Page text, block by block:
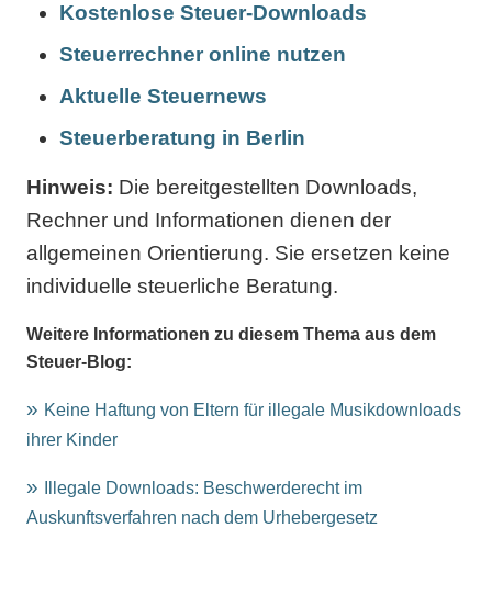
Kostenlose Steuer-Downloads
Steuerrechner online nutzen
Aktuelle Steuernews
Steuerberatung in Berlin
Hinweis: Die bereitgestellten Downloads,
Rechner und Informationen dienen der
allgemeinen Orientierung. Sie ersetzen keine
individuelle steuerliche Beratung.
Weitere Informationen zu diesem Thema aus dem
Steuer-Blog:
Keine Haftung von Eltern für illegale Musikdownloads
ihrer Kinder
Illegale Downloads: Beschwerderecht im
Auskunftsverfahren nach dem Urhebergesetz